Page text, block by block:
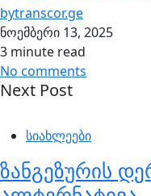
bytranscor.ge
ნოემბერი 13, 2025
3 minute read
No comments
Next Post
სიახლეები
ზანგეზურის